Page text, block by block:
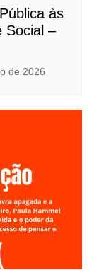
às
Social –
de 2026